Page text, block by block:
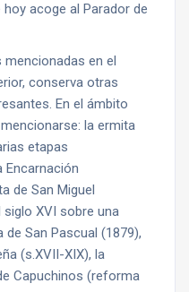
acoge al Parador de
en el
conserva otras
En el ámbito
la ermita
etapas
Encarnación
de San Miguel
XVI sobre una
San Pascual (1879),
(s.XVII-XIX), la
Capuchinos (reforma